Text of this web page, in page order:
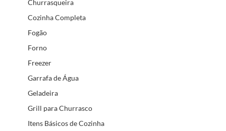
Churrasqueira
Cozinha Completa
Fogão
Forno
Freezer
Garrafa de Água
Geladeira
Grill para Churrasco
Itens Básicos de Cozinha